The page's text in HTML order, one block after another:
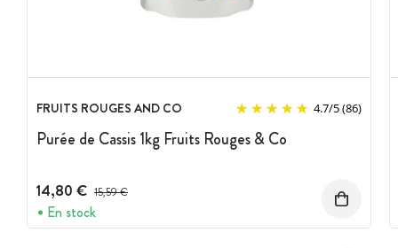
FRUITS ROUGES AND CO 4.7/5(86)
Purée de Cassis 1kg Fruits Rouges & Co
14,80 € Prix avant réduction :
15,59 €
En stock